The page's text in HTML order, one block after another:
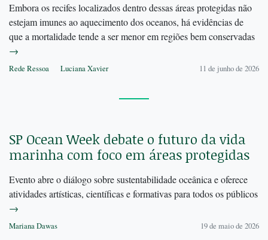
Embora os recifes localizados dentro dessas áreas protegidas não
estejam imunes ao aquecimento dos oceanos, há evidências de
que a mortalidade tende a ser menor em regiões bem conservadas
→
Rede Ressoa Luciana Xavier 11 de junho de 2026
SP Ocean Week debate o futuro da vida
marinha com foco em áreas protegidas
Evento abre o diálogo sobre sustentabilidade oceânica e oferece
atividades artísticas, científicas e formativas para todos os públicos
→
Mariana Dawas 19 de maio de 2026